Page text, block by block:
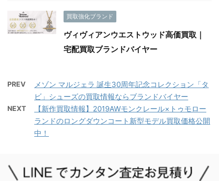
買取強化ブランド
ヴィヴィアンウエストウッド高価買取｜
宅配買取ブランドバイヤー
PREV
メゾン マルジェラ 誕生30周年記念コレクション「タ
ビ」シューズの買取情報ならブランドバイヤー
NEXT
【新作買取情報】2019AWモンクレール×トゥモロー
ランドのロングダウンコート新型モデル買取価格公開
中！